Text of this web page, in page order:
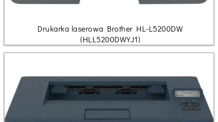
Drukarka laserowa Brother HL-L5200DW
(HLL5200DWYJ1)